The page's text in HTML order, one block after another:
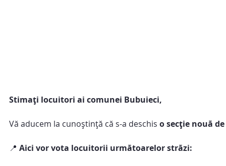
Stimați locuitori ai comunei Bubuieci,
Vă aducem la cunoștință că s-a deschis o secție nouă
📍 Aici vor vota locuitorii următoarelor străzi: